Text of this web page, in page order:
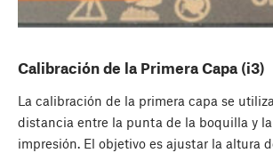
Calibración de la Primera Capa (i3)
La calibración de la primera capa se
distancia entre la punta de la boquilla y
impresión. El objetivo es ajustar la altura